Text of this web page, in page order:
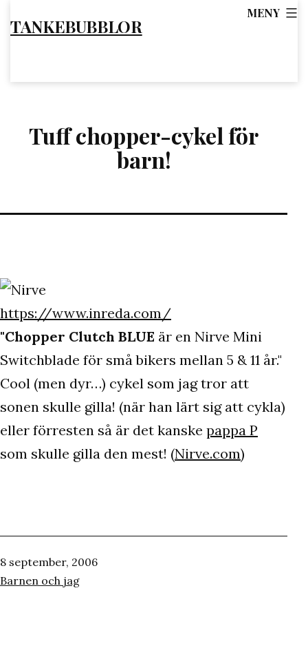
tillTANKEBUBBLOR
MENY
Tuff chopper-cykel för
barn!
https://www.inreda.com/
"Chopper Clutch BLUE är en Nirve Mini
Switchblade för små bikers mellan 5 & 11 år."
Cool (men dyr…) cykel som jag tror att
sonen skulle gilla! (när han lärt sig att cykla)
eller förresten så är det kanske pappa P
som skulle gilla den mest! (Nirve.com)
Publicerat
den
8 september, 2006
Kategoriserat
Barnen och jag